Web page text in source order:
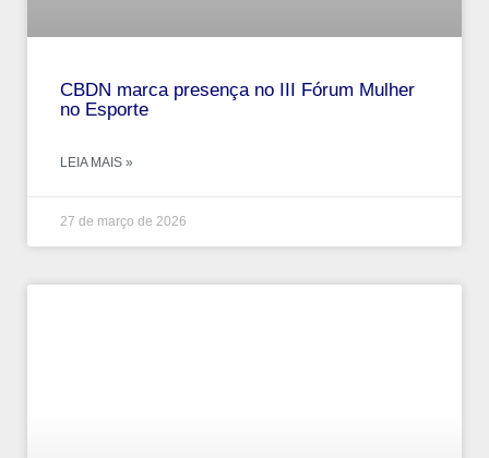
CBDN marca presença no III Fórum Mulher
no Esporte
LEIA MAIS »
27 de março de 2026